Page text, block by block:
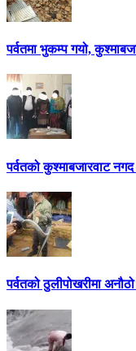
पर्वतमा भुकम्प गयो,
पर्वतको कुश्माबजारवाट
पर्वतको ठुलीपोखरीमा